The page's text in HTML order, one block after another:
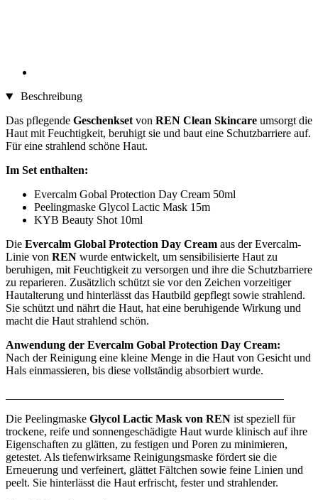
Beschreibung
Das pflegende Geschenkset von REN Clean Skincare umsorgt die
Haut mit Feuchtigkeit, beruhigt sie und baut eine Schutzbarriere auf.
Für eine strahlend schöne Haut.
Im Set enthalten:
Evercalm Gobal Protection Day Cream 50ml
Peelingmaske Glycol Lactic Mask 15m
KYB Beauty Shot 10ml
Die Evercalm Global Protection Day Cream aus der Evercalm-
Linie von REN wurde entwickelt, um sensibilisierte Haut zu
beruhigen, mit Feuchtigkeit zu versorgen und ihre die Schutzbarriere
zu reparieren. Zusätzlich schützt sie vor den Zeichen vorzeitiger
Hautalterung und hinterlässt das Hautbild gepflegt sowie strahlend.
Sie schützt und nährt die Haut, hat eine beruhigende Wirkung und
macht die Haut strahlend schön.
Anwendung der Evercalm Gobal Protection Day Cream:
Nach der Reinigung eine kleine Menge in die Haut von Gesicht und
Hals einmassieren, bis diese vollständig absorbiert wurde.
Die Peelingmaske Glycol Lactic Mask von REN ist speziell für
trockene, reife und sonnengeschädigte Haut wurde klinisch auf ihre
Eigenschaften zu glätten, zu festigen und Poren zu minimieren,
getestet. Als tiefenwirksame Reinigungsmaske fördert sie die
Erneuerung und verfeinert, glättet Fältchen sowie feine Linien und
peelt. Sie hinterlässt die Haut erfrischt, fester und strahlender.